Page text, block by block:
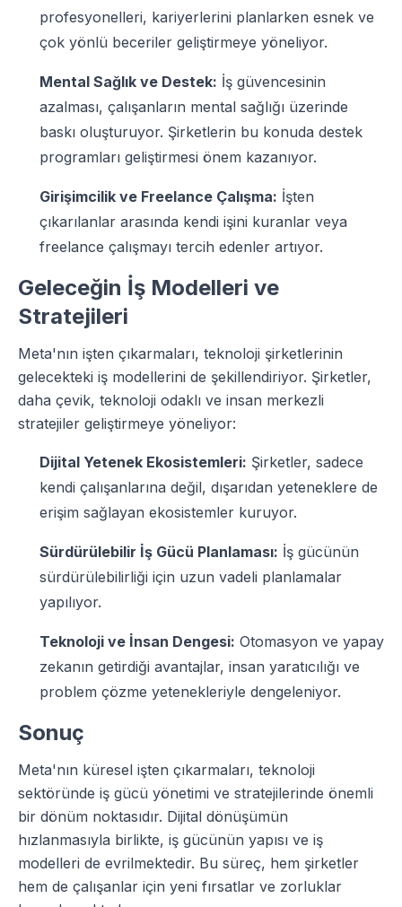
profesyonelleri, kariyerlerini planlarken esnek ve
çok yönlü beceriler geliştirmeye yöneliyor.
Mental Sağlık ve Destek: İş güvencesinin
azalması, çalışanların mental sağlığı üzerinde
baskı oluşturuyor. Şirketlerin bu konuda destek
programları geliştirmesi önem kazanıyor.
Girişimcilik ve Freelance Çalışma: İşten
çıkarılanlar arasında kendi işini kuranlar veya
freelance çalışmayı tercih edenler artıyor.
Geleceğin İş Modelleri ve
Stratejileri
Meta'nın işten çıkarmaları, teknoloji şirketlerinin
gelecekteki iş modellerini de şekillendiriyor. Şirketler,
daha çevik, teknoloji odaklı ve insan merkezli
stratejiler geliştirmeye yöneliyor:
Dijital Yetenek Ekosistemleri: Şirketler, sadece
kendi çalışanlarına değil, dışarıdan yeteneklere de
erişim sağlayan ekosistemler kuruyor.
Sürdürülebilir İş Gücü Planlaması: İş gücünün
sürdürülebilirliği için uzun vadeli planlamalar
yapılıyor.
Teknoloji ve İnsan Dengesi: Otomasyon ve yapay
zekanın getirdiği avantajlar, insan yaratıcılığı ve
problem çözme yetenekleriyle dengeleniyor.
Sonuç
Meta'nın küresel işten çıkarmaları, teknoloji
sektöründe iş gücü yönetimi ve stratejilerinde önemli
bir dönüm noktasıdır. Dijital dönüşümün
hızlanmasıyla birlikte, iş gücünün yapısı ve iş
modelleri de evrilmektedir. Bu süreç, hem şirketler
hem de çalışanlar için yeni fırsatlar ve zorluklar